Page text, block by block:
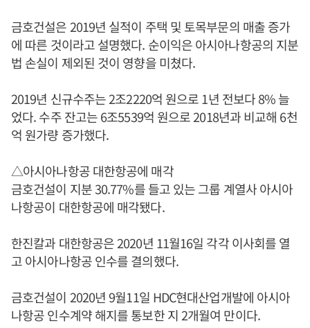
금호건설은 2019년 실적이 주택 및 토목부문의 매출 증가
에 따른 것이라고 설명했다. 순이익은 아시아나항공의 지분
법 손실이 제외된 것이 영향을 미쳤다.
2019년 신규수주는 2조2220억 원으로 1년 전보다 8% 늘
었다. 수주 잔고는 6조5539억 원으로 2018년과 비교해 6천
억 원가량 증가했다.
△아시아나항공 대한항공에 매각
금호건설이 지분 30.77%를 들고 있는 그룹 계열사 아시아
나항공이 대한항공에 매각됐다.
한진칼과 대한항공은 2020년 11월16일 각각 이사회를 열
고 아시아나항공 인수를 결의했다.
금호건설이 2020년 9월11일 HDC현대산업개발에 아시아
나항공 인수계약 해지를 통보한 지 2개월여 만이다.